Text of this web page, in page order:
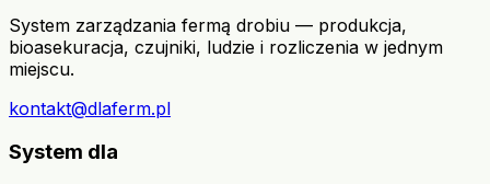
System zarządzania fermą drobiu — produkcja,
bioasekuracja, czujniki, ludzie i rozliczenia w jednym
miejscu.
kontakt@dlaferm.pl
System dla